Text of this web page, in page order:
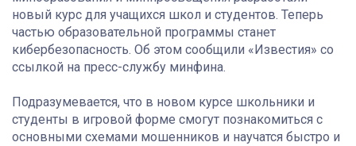
новый курс для учащихся школ и студентов. Теперь
частью образовательной программы станет
кибербезопасность. Об этом сообщили «Известия» со
ссылкой на пресс-службу минфина.
Подразумевается, что в новом курсе школьники и
студенты в игровой форме смогут познакомиться с
основными схемами мошенников и научатся быстро и